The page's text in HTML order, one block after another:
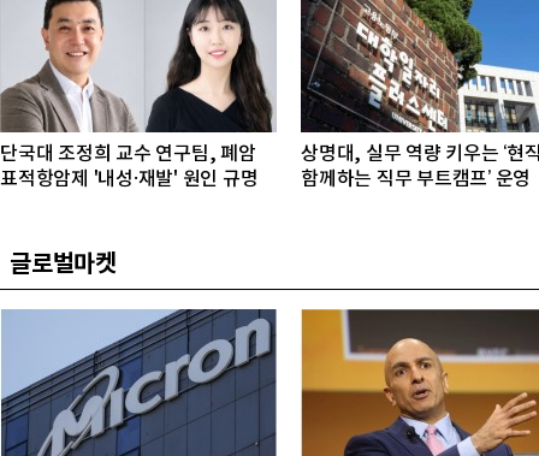
단국대 조정희 교수 연구팀, 폐암
표적항암제 '내성·재발' 원인 규명
상명대, 실무 역량 키우는 ‘현
함께하는 직무 부트캠프’ 운영
글로벌마켓